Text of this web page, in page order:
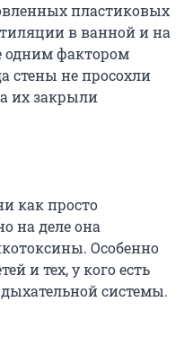
пластиковых
в ванной и на
одним фактором
стены не просохли
их закрыли
как просто
на деле она
Особенно
и тех, у кого есть
системы.